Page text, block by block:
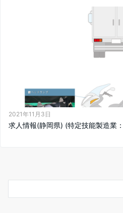
2021年11月3日
求人情報(静岡県) (特定技能製造業